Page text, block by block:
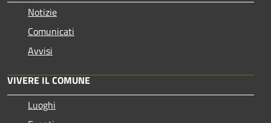
Notizie
Comunicati
Avvisi
VIVERE IL COMUNE
Luoghi